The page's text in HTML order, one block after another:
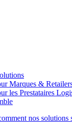
Marques &
les Prestataires
nos